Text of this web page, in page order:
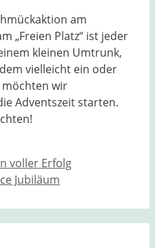
am
„Freien Platz“ ist jeder
kleinen Umtrunk,
vielleicht ein oder
wir
Adventszeit starten.
voller Erfolg
Jubiläum